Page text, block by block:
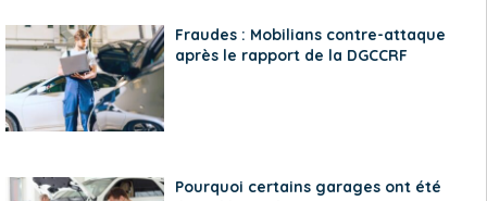
Fraudes : Mobilians contre-attaque
après le rapport de la DGCCRF
Pourquoi certains garages ont été